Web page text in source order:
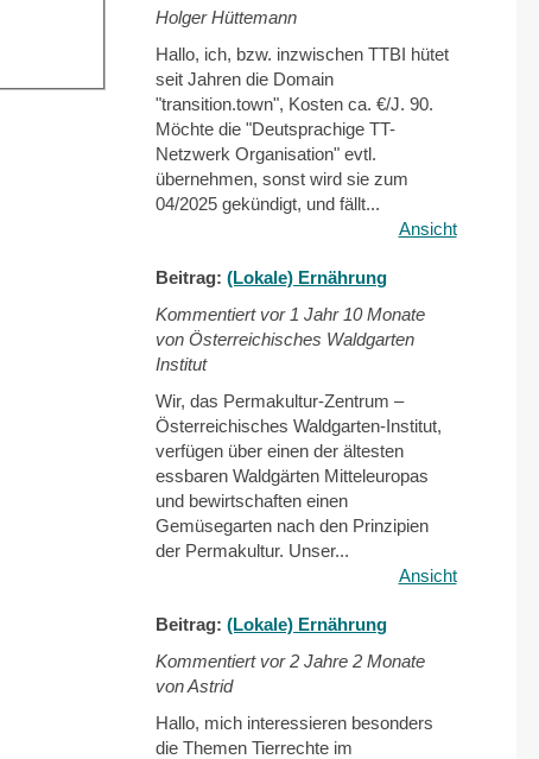
Holger Hüttemann
Hallo, ich, bzw. inzwischen TTBI hütet
seit Jahren die Domain
"transition.town", Kosten ca. €/J. 90.
Möchte die "Deutsprachige TT-
Netzwerk Organisation" evtl.
übernehmen, sonst wird sie zum
04/2025 gekündigt, und fällt...
Ansicht
Beitrag:(Lokale) Ernährung
Kommentiert vor 1 Jahr 10 Monate
von Österreichisches Waldgarten
Institut
Wir, das Permakultur-Zentrum –
Österreichisches Waldgarten-Institut,
verfügen über einen der ältesten
essbaren Waldgärten Mitteleuropas
und bewirtschaften einen
Gemüsegarten nach den Prinzipien
der Permakultur. Unser...
Ansicht
Beitrag:(Lokale) Ernährung
Kommentiert vor2 Jahre 2 Monate
von Astrid
Hallo, mich interessieren besonders
die Themen Tierrechte im